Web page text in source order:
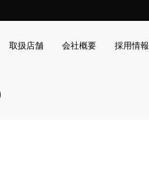
取扱店舗 会社概要 採用情報